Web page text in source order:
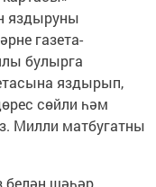
яздыруны
газета-
булырга
яздырып,
сөйли һәм
Милли матбугатны
белән шәһәр